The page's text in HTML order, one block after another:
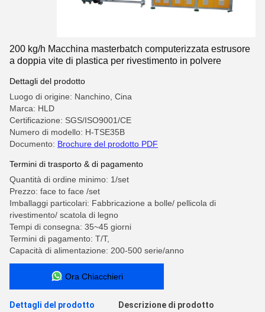
200 kg/h Macchina masterbatch computerizzata estrusore
a doppia vite di plastica per rivestimento in polvere
Dettagli del prodotto
Luogo di origine: Nanchino, Cina
Marca: HLD
Certificazione: SGS/ISO9001/CE
Numero di modello: H-TSE35B
Documento: Brochure del prodotto PDF
Termini di trasporto & di pagamento
Quantità di ordine minimo: 1/set
Prezzo: face to face /set
Imballaggi particolari: Fabbricazione a bolle/ pellicola di
rivestimento/ scatola di legno
Tempi di consegna: 35~45 giorni
Termini di pagamento: T/T,
Capacità di alimentazione: 200-500 serie/anno
Ora Chiacchieri
Dettagli del prodotto Descrizione di prodotto